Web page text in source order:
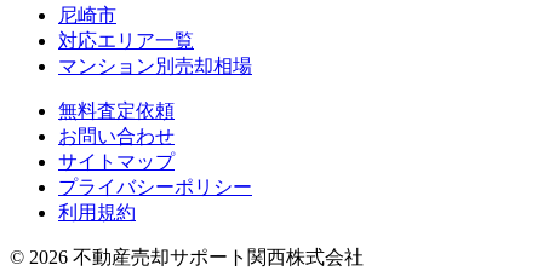
尼崎市
対応エリア一覧
マンション別売却相場
無料査定依頼
お問い合わせ
サイトマップ
プライバシーポリシー
利用規約
© 2026 不動産売却サポート関西株式会社